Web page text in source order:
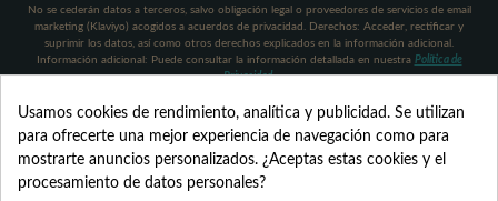
No se cederán datos a terceros, salvo obligación legal o proveedores de servicios de email
marketing (Klaviyo) acogidos a acuerdos de privacidad. Derechos: Acceder, rectificar y
suprimir los datos, así como otros derechos explicados en la información adicional.
Información adicional: Puede consultar la información detallada en nuestra Política de
Privacidad.
Usamos cookies de rendimiento, analítica y publicidad. Se utilizan
para ofrecerte una mejor experiencia de navegación como para
mostrarte anuncios personalizados. ¿Aceptas estas cookies y el
procesamiento de datos personales?